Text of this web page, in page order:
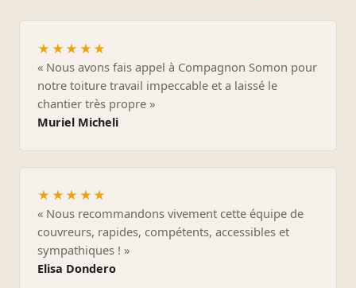
★★★★★
« Nous avons fais appel à Compagnon Somon pour
notre toiture travail impeccable et a laissé le
chantier très propre »
Muriel Micheli
★★★★★
« Nous recommandons vivement cette équipe de
couvreurs, rapides, compétents, accessibles et
sympathiques ! »
Elisa Dondero